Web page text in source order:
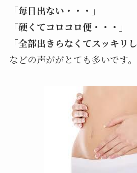
「毎日出ない・・・」
「硬くてコロコロ便・・・」
「全部出きらなくてスッキリ
などの声ががとても多いです。